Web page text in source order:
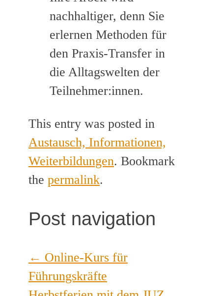
nachhaltiger, denn Sie
erlernen Methoden für
den Praxis-Transfer in
die Alltagswelten der
Teilnehmer:innen.
This entry was posted in
Austausch, Informationen,
Weiterbildungen. Bookmark
the permalink.
Post navigation
← Online-Kurs für
Führungskräfte